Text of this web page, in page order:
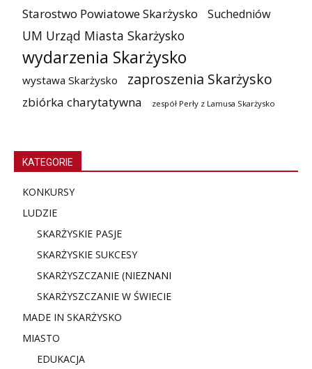
Starostwo Powiatowe Skarżysko Suchedniów
UM Urząd Miasta Skarżysko
wydarzenia Skarżysko
wystawa Skarżysko zaproszenia Skarżysko
zbiórka charytatywna zespół Perły z Lamusa Skarżysko
KATEGORIE
KONKURSY
LUDZIE
SKARŻYSKIE PASJE
SKARŻYSKIE SUKCESY
SKARŻYSZCZANIE (NIEZNANI
SKARŻYSZCZANIE W ŚWIECIE
MADE IN SKARŻYSKO
MIASTO
EDUKACJA